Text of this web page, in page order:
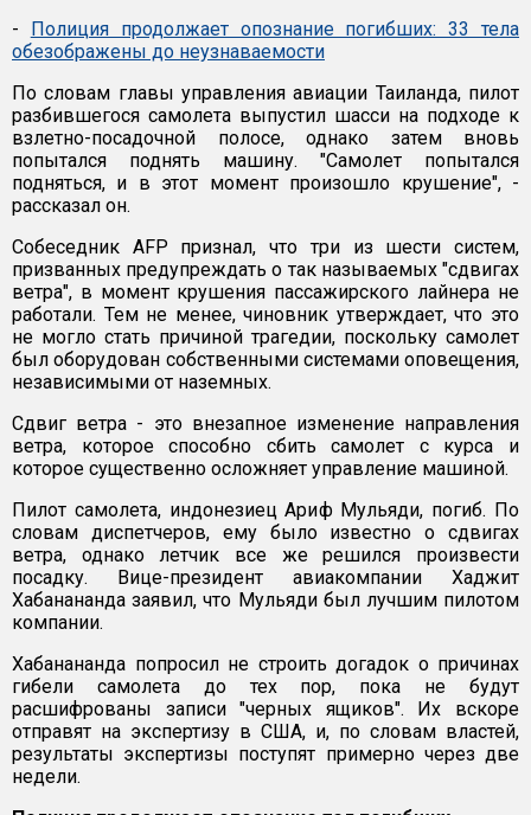
- Полиция продолжает опознание погибших: 33 тела
обезображены до неузнаваемости
По словам главы управления авиации Таиланда, пилот
разбившегося самолета выпустил шасси на подходе к
взлетно-посадочной полосе, однако затем вновь
попытался поднять машину. "Самолет попытался
подняться, и в этот момент произошло крушение", -
рассказал он.
Собеседник AFP признал, что три из шести систем,
призванных предупреждать о так называемых "сдвигах
ветра", в момент крушения пассажирского лайнера не
работали. Тем не менее, чиновник утверждает, что это
не могло стать причиной трагедии, поскольку самолет
был оборудован собственными системами оповещения,
независимыми от наземных.
Сдвиг ветра - это внезапное изменение направления
ветра, которое способно сбить самолет с курса и
которое существенно осложняет управление машиной.
Пилот самолета, индонезиец Ариф Мульяди, погиб. По
словам диспетчеров, ему было известно о сдвигах
ветра, однако летчик все же решился произвести
посадку. Вице-президент авиакомпании Хаджит
Хабанананда заявил, что Мульяди был лучшим пилотом
компании.
Хабанананда попросил не строить догадок о причинах
гибели самолета до тех пор, пока не будут
расшифрованы записи "черных ящиков". Их вскоре
отправят на экспертизу в США, и, по словам властей,
результаты экспертизы поступят примерно через две
недели.